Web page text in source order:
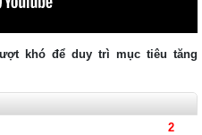
Tải về
khó để duy trì mục tiêu tăng
2